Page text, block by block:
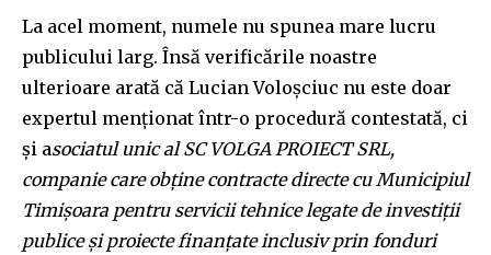
La acel moment, numele nu spunea mare lucru
publicului larg. Însă verificările noastre
ulterioare arată că Lucian Voloșciuc nu este doar
expertul menționat într-o procedură contestată, ci
și asociatul unic al SC VOLGA PROIECT SRL,
companie care obține contracte directe cu Municipiul
Timișoara pentru servicii tehnice legate de investiții
publice și proiecte finanțate inclusiv prin fonduri